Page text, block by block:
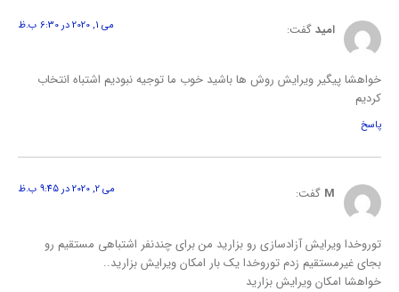
امیدگفت:
خواهشا پیگیر ویرایش روش ها باشید خوب ما توجیه نبودیم اشتباه انتخاب
کردیم
پاسخ
M گفت:
توروخدا ویرایش آزادسازی رو بزارید من برای چندنفر اشتباهی مستقیم رو
بجای غیرمستقیم زدم توروخدا یک بار امکان ویرایش بزارید..
خواهشا امکان ویرایش بزارید